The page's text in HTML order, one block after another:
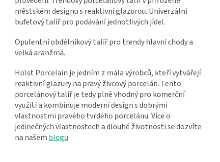
městském designu s reaktivní glazurou. Univerzální
bufetový talíř pro podávání jednotlivých jídel.
Opulentní obdélníkový talíř pro trendy hlavní chody a
velká aranžmá.
Holst Porcelain je jedním z mála výrobců, kteří vytvářejí
reaktivní glazury na pravý živcový porcelán. Tento
porcelánový talíř je tedy plně vhodný pro komerční
využití a kombinuje moderní design s dobrými
vlastnostmi pravého tvrdého porcelánu. Více o
jedinečných vlastnostech a dlouhé životnosti se dozvíte
na našem blogu.